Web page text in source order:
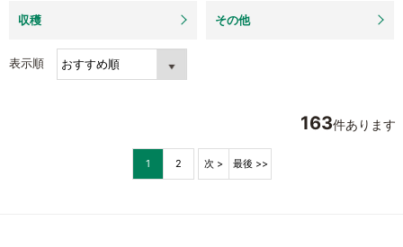
収穫 その他
表示順
163件あります
1 2 次 > 最後 >>